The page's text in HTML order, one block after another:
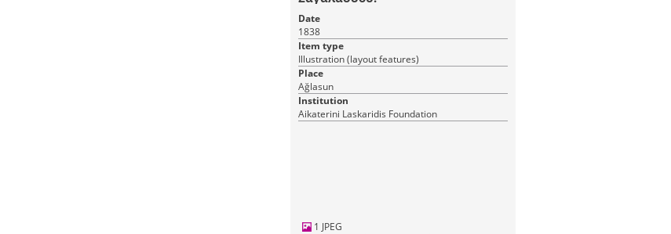
Date
1838
Item type
Illustration (layout features)
Place
Ağlasun
Institution
Aikaterini Laskaridis Foundation
1 JPEG